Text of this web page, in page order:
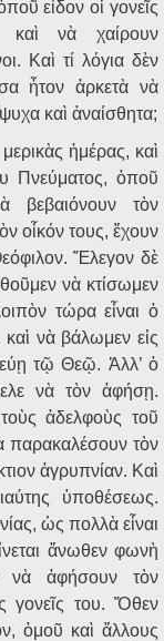
εἶδον οἱ γονεῖς
καὶ νὰ χαίρουν
Καὶ τί λόγια δὲν
ἦτον ἀρκετὰ νὰ
καὶ ἀναίσθητα;
ἡμέρας, καὶ
Πνεύματος, ὁποῦ
βεβαιόνουν τὸν
οἶκόν τους, ἔχουν
Ἔλεγον δὲ
νὰ κτίσωμεν
τώρα εἶναι ὁ
καὶ νὰ βάλωμεν εἰς
τῷ Θεῷ. Ἀλλ’ ὁ
νὰ τὸν ἀφήσῃ.
ἀδελφοὺς τοῦ
παρακαλέσουν τὸν
ἀγρυπνίαν. Καὶ
ὑποθέσεως.
ὡς πολλὰ εἶναι
ἄνωθεν φωνὴ
νὰ ἀφήσουν τὸν
γονεῖς του. Ὅθεν
ὁμοῦ καὶ ἄλλους